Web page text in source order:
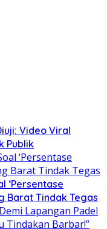
Video Viral
Publik
‘Persentase
Barat Tindak Tegas